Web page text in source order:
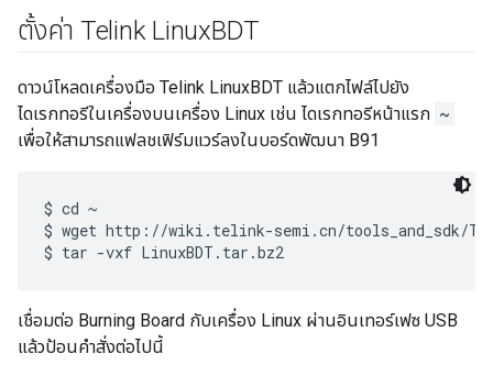
ตั้งค่า Telink LinuxBDT
ดาวน์โหลดเครื่องมือ Telink LinuxBDT แล้วแตกไฟล์ไปยัง
ไดเรกทอรีในเครื่องบนเครื่อง Linux เช่น ไดเรกทอรีหน้าแรก ~
เพื่อให้สามารถแฟลชเฟิร์มแวร์ลงในบอร์ดพัฒนา B91
$ cd ~
$ wget http://wiki.telink-semi.cn/tools_and_sdk/
เชื่อมต่อ Burning Board กับเครื่อง Linux ผ่านอินเทอร์เฟซ USB
แล้วป้อนคำสั่งต่อไปนี้